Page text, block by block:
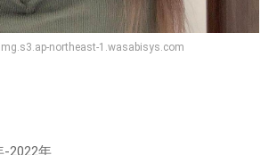
northeast-1.wasabisys.com
-2022年